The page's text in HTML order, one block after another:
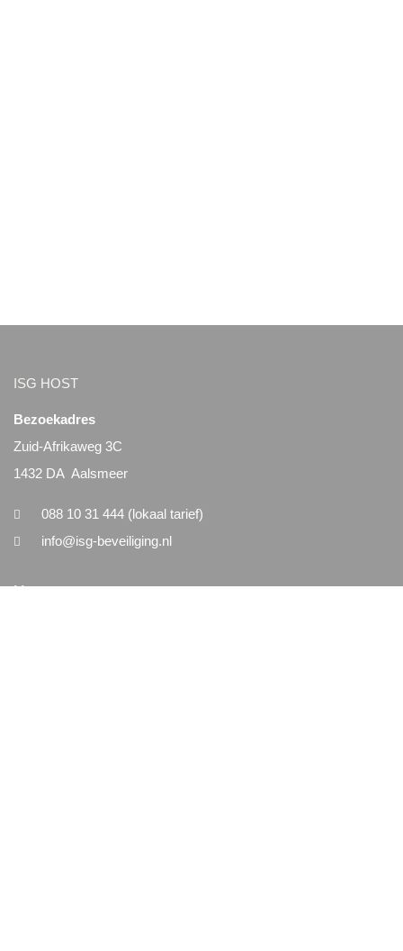
ISG HOST
Bezoekadres
Zuid-Afrikaweg 3C
1432 DA Aalsmeer
088 10 31 444 (lokaal tarief)
info@isg-beveiliging.nl
Menu